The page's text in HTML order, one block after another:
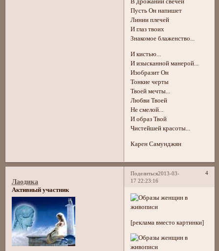
В дрожании свечей
Пусть Он напишет
Линии плечей
И глаз твоих
Знакомое блаженство...
И кистью...
И изысканной манерой...
Изобразит Он
Тонкие черты
Твоей мечты...
Любви Твоей
Не смелой...
И образ Твой
Чистейшей красоты...
Карен Самунджян
Поделиться 4
2013-03-
17 22:23:16
Лаодика
Активный участник
[реклама вместо картинки]